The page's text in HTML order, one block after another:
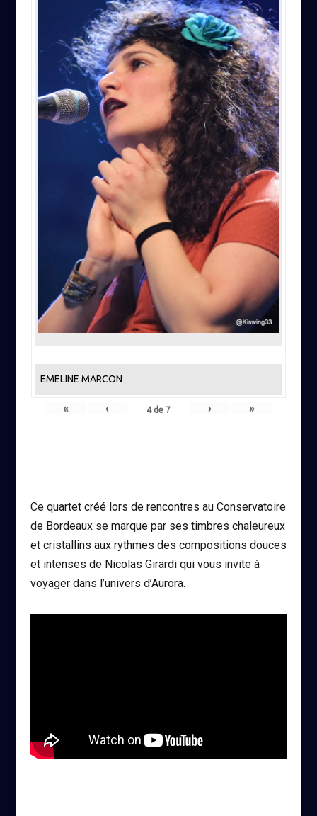
EMELINE MARCON
« ‹ 4de 7 › »
Ce quartet créé lors de rencontres au Conservatoire
de Bordeaux se marque par ses timbres chaleureux
et cristallins aux rythmes des compositions douces
et intenses de Nicolas Girardi qui vous invite à
voyager dans l’univers d’Aurora.